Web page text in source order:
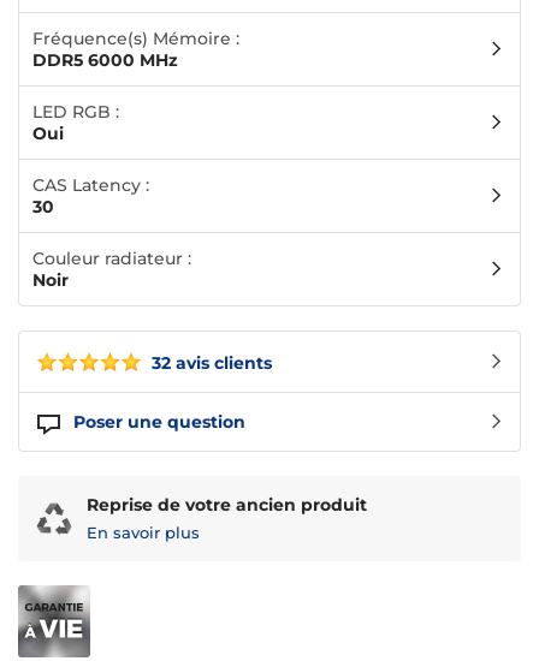
32 avis clients
Poser une question
Fréquence(s) Mémoire :
DDR5 6000 MHz
LED RGB :
Oui
CAS Latency :
30
Couleur radiateur :
Noir
Reprise de votre ancien produit
En savoir plus